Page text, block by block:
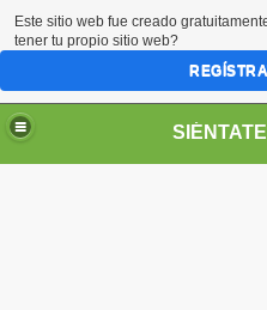
Este sitio web fue creado
tener tu propio sitio web?